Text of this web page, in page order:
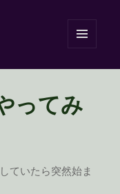
ってみ
ていたら突然始ま